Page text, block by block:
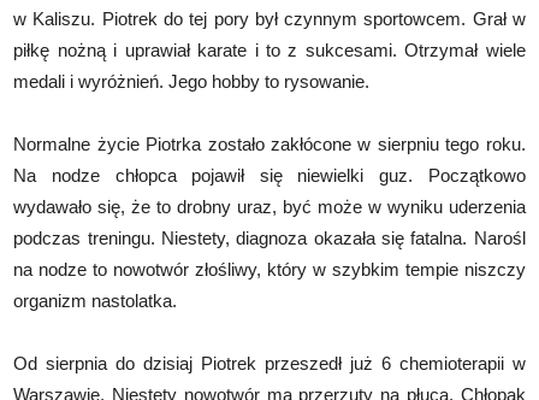
w Kaliszu. Piotrek do tej pory był czynnym sportowcem. Grał w
piłkę nożną i uprawiał karate i to z sukcesami. Otrzymał wiele
medali i wyróżnień. Jego hobby to rysowanie.
Normalne życie Piotrka zostało zakłócone w sierpniu tego roku.
Na nodze chłopca pojawił się niewielki guz. Początkowo
wydawało się, że to drobny uraz, być może w wyniku uderzenia
podczas treningu. Niestety, diagnoza okazała się fatalna. Narośl
na nodze to nowotwór złośliwy, który w szybkim tempie niszczy
organizm nastolatka.
Od sierpnia do dzisiaj Piotrek przeszedł już 6 chemioterapii w
Warszawie. Niestety nowotwór ma przerzuty na płuca. Chłopak